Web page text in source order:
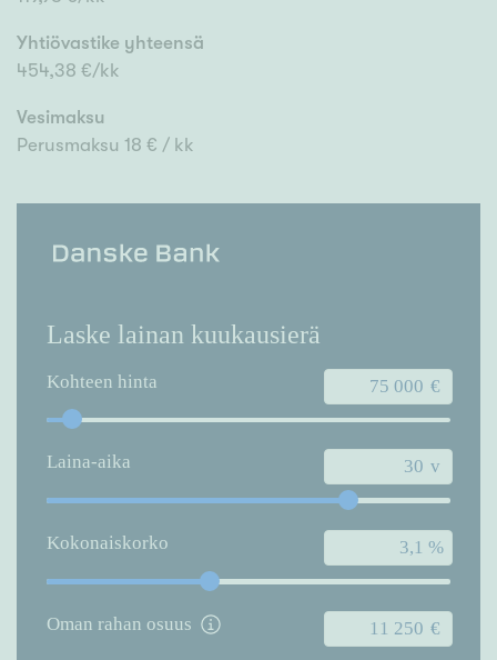
Yhtiövastike yhteensä
454,38 €/kk
Vesimaksu
Perusmaksu 18 € / kk